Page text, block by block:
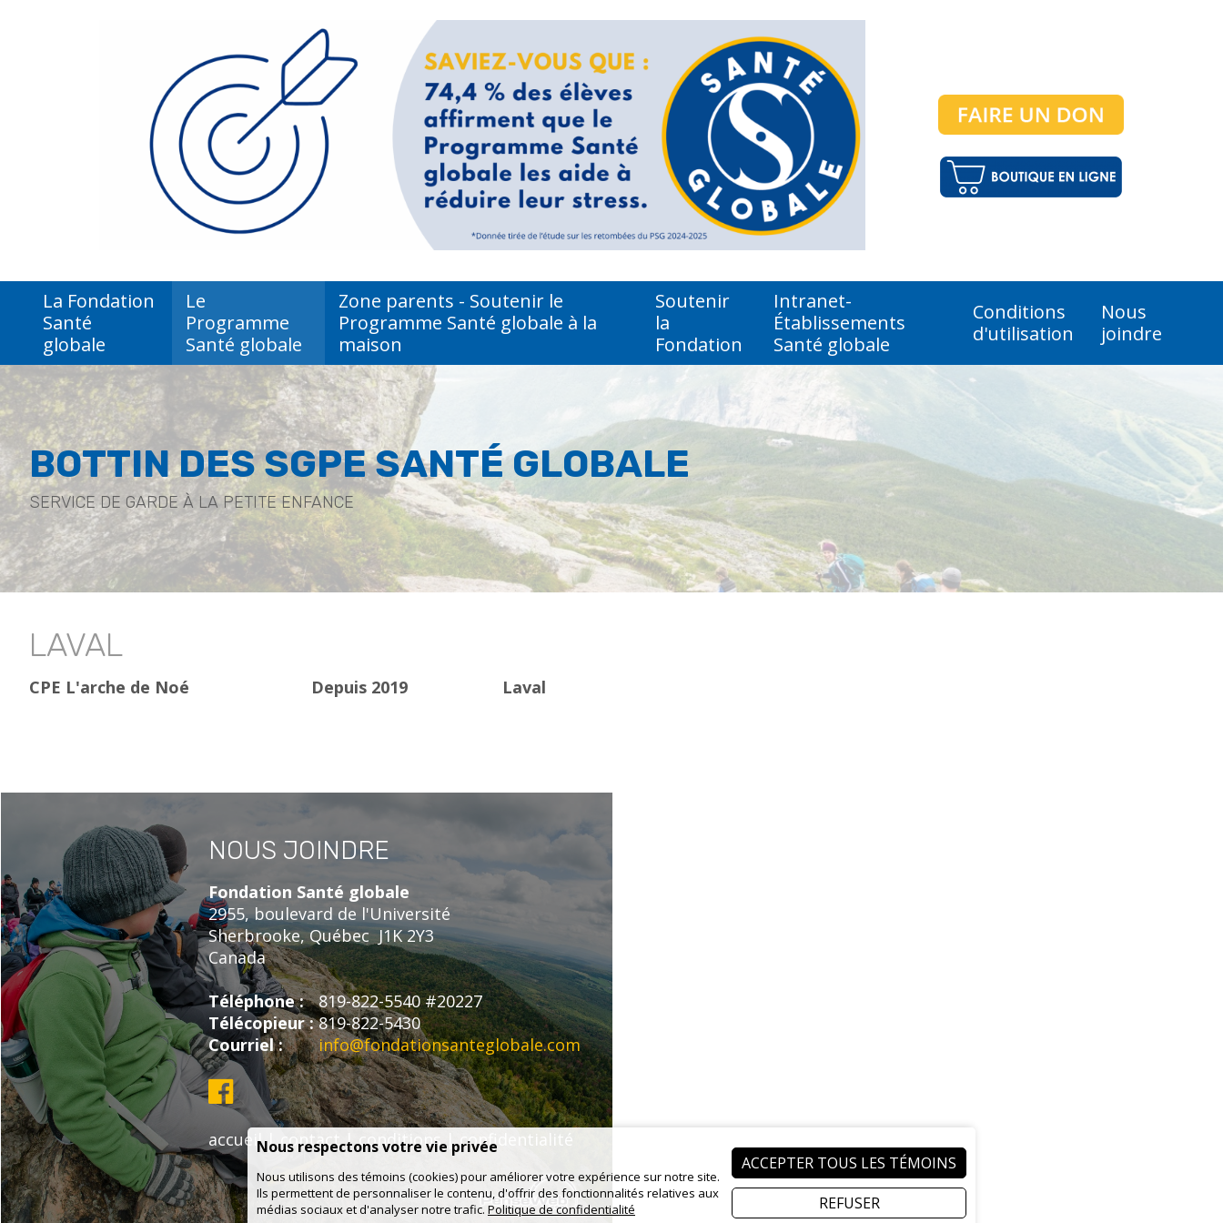
La Fondation
Santé
globale
Le
Programme
Santé globale
Zone parents - Soutenir le
Programme Santé globale à la
maison
Soutenir
la
Fondation
Intranet-
Établissements
Santé globale
Conditions
d'utilisation
Nous
joindre
BOTTIN DES SGPE SANTÉ GLOBALE
SERVICE DE GARDE À LA PETITE ENFANCE
LAVAL
CPE L'arche de Noé Depuis 2019 Laval
NOUS JOINDRE
Fondation Santé globale
2955, boulevard de l'Université
Sherbrooke,Québec J1K 2Y3
Canada
Téléphone :
819-822-5540 #20227
Télécopieur : 819-822-5430
Courriel :
info@fondationsanteglobale.com
accueil|contact|conditions|confidentialité
Nous respectons votre vie privée
Nous utilisons des témoins (cookies) pour améliorer votre expérience sur notre site.
Ils permettent de personnaliser le contenu, d'offrir des fonctionnalités relatives aux
médias sociaux et d'analyser notre trafic. Politique de confidentialité
ACCEPTER TOUS LES TÉMOINS
REFUSER